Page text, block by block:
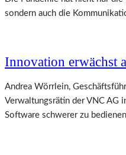
sondern auch die
Innovation erwächst
Andrea Wörrlein,
Verwaltungsrätin der VNC AG
Software schwerer zu